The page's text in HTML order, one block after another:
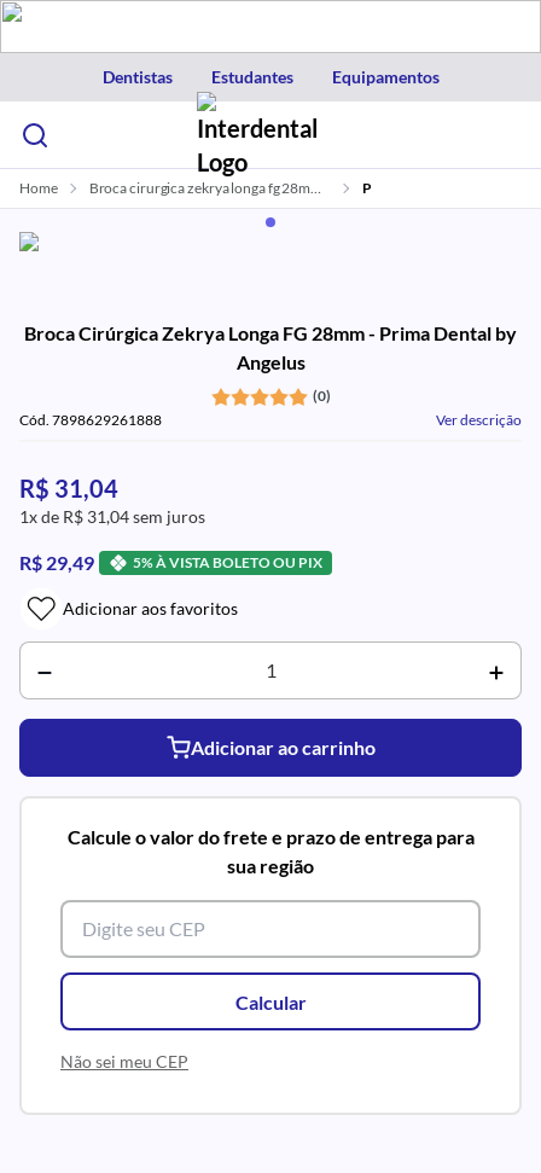
Dentistas Estudantes Equipamentos
Home Broca cirurgica zekrya longa fg 28mm prima dental by angelus P
Broca Cirúrgica Zekrya Longa FG 28mm - Prima Dental by
Angelus
(0)
Cód. 7898629261888
Ver descrição
R$ 31,04
1x de R$ 31,04 sem juros
R$ 29,49 5% À VISTA BOLETO OU PIX
Adicionar aos favoritos
Adicionar ao carrinho
Calcule o valor do frete e prazo de entrega para
sua região
Calcular
Não sei meu CEP